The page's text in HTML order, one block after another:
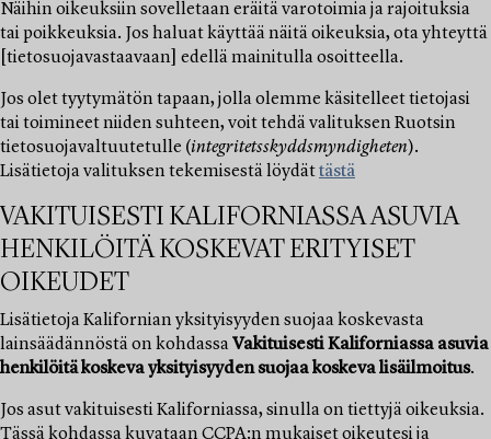
Näihin oikeuksiin sovelletaan eräitä varotoimia ja rajoituksia
tai poikkeuksia. Jos haluat käyttää näitä oikeuksia, ota yhteyttä
[tietosuojavastaavaan] edellä mainitulla osoitteella.
Jos olet tyytymätön tapaan, jolla olemme käsitelleet tietojasi
tai toimineet niiden suhteen, voit tehdä valituksen Ruotsin
tietosuojavaltuutetulle (integritetsskyddsmyndigheten).
Lisätietoja valituksen tekemisestä löydättästä
VAKITUISESTI KALIFORNIASSA ASUVIA
HENKILÖITÄ KOSKEVAT ERITYISET
OIKEUDET
Lisätietoja Kalifornian yksityisyyden suojaa koskevasta
lainsäädännöstä on kohdassa Vakituisesti Kaliforniassa asuvia
henkilöitä koskeva yksityisyyden suojaa koskeva lisäilmoitus.
Jos asut vakituisesti Kaliforniassa, sinulla on tiettyjä oikeuksia.
Tässä kohdassa kuvataan CCPA:n mukaiset oikeutesi ja